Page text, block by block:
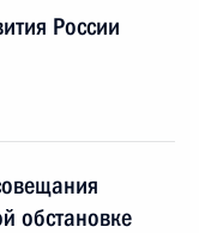
России
обстановке